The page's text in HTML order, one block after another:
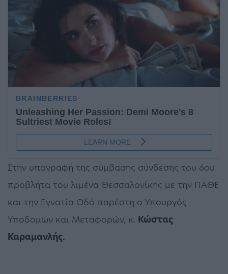
Στην υπογραφή της σύμβασης σύνδεσης του 6ου
προβλήτα του λιμένα Θεσσαλονίκης με την ΠΑΘΕ
και την Εγνατία Οδό παρέστη ο Υπουργός
Υποδομών και Μεταφορών, κ. Κώστας
Καραμανλής.